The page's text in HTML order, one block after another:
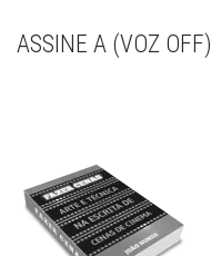
ASSINE A (VOZ OFF)